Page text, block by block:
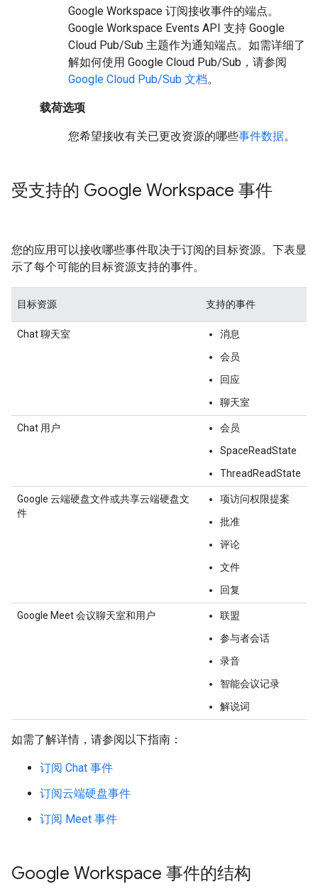
Google Workspace 订阅接收事件的端点。
Google Workspace Events API 支持 Google
Cloud Pub/Sub 主题作为通知端点。如需详细了
解如何使用 Google Cloud Pub/Sub，请参阅
Google Cloud Pub/Sub 文档。
载荷选项
您希望接收有关已更改资源的哪些事件数据。
受支持的 Google Workspace 事件
您的应用可以接收哪些事件取决于订阅的目标资源。下表显
示了每个可能的目标资源支持的事件。
目标资源 支持的事件
Chat 聊天室
消息
会员
回应
聊天室
Chat 用户
会员
SpaceReadState
ThreadReadState
Google 云端硬盘文件或共享云端硬盘文
件
项访问权限提案
批准
评论
文件
回复
Google Meet 会议聊天室和用户
联盟
参与者会话
录音
智能会议记录
解说词
如需了解详情，请参阅以下指南：
订阅 Chat 事件
订阅云端硬盘事件
订阅 Meet 事件
Google Workspace 事件的结构